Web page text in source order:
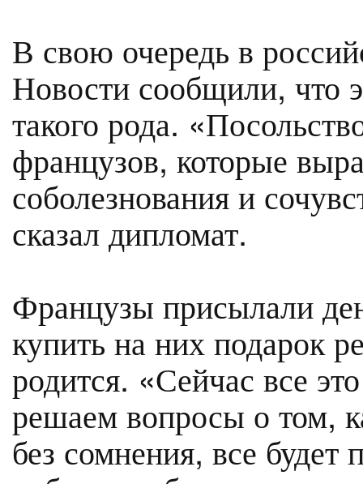
В свою очередь в
Новости сообщили, что
такого рода.
французов, которые
соболезнования и
сказал дипломат.
Французы присылали
купить на них подарок
родится. «Сейчас все
решаем вопросы о том,
без сомнения, все